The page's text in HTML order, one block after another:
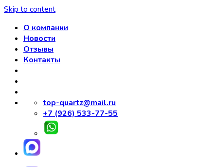
Skip to content
О компании
Новости
Отзывы
Контакты
top-quartz@mail.ru
+7 (926) 533-77-55